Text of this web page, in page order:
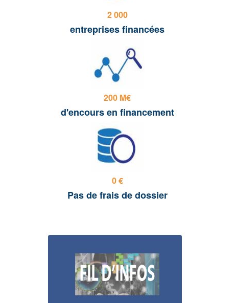
2 000
entreprises financées
200 M€
d'encours en financement
0 €
Pas de frais de dossier